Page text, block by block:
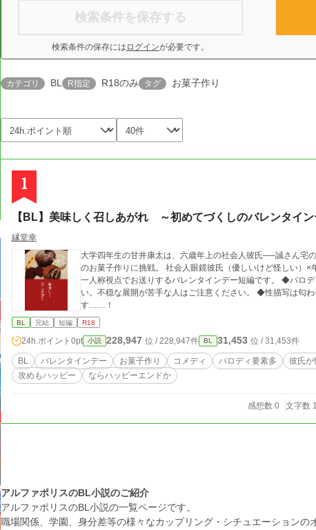
検索条件を保存する
検索条件の保存には ログインが必要です。
カテゴリ BL R指定 R18のみ タグ お菓子作り
1
【BL】美味しく召しあがれ ～初めてづくしのバレンタイン
縁堂幸
大学四年生の甘井康太は、六歳年上の社会人彼氏──誠さん宅
のお菓子作りに挑戦。 社会人眼鏡彼氏（優しいけど怪しい）×年下ちょっとアホうっかり大学生 何事も甘い受けの
一人称視点でお送りするバレンタインデー短編です。 ◆パロディ要素多し ◆9割9分コメディですが彼氏が怪し
い。不穏な展開が苦手な人はご注意ください。 ◆性描写は匂
す……！
BL 完結 短編 R18
24h.ポイント 0pt 小説 228,947 位 / 228,947件 BL 31,453 位 / 31,453件
BL バレンタインデー お菓子作り コメディ パロディ要素多 彼氏が
攻めもハッピー
ならハッピーエンドか
感想数 0 文字数
アルファポリスのBL小説のご紹介
アルファポリスのBL小説の一覧ページです。
職場関係、学園、身分差等の様々なカップリング・シチュエーションの